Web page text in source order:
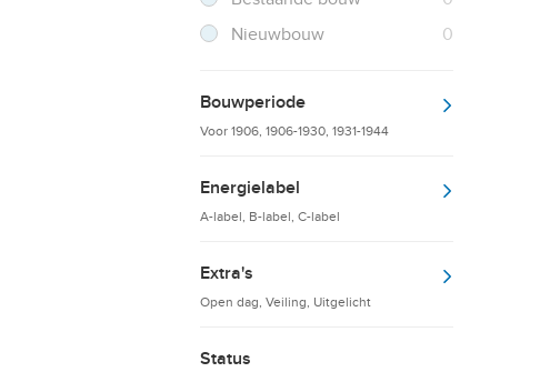
Nieuwbouw
0
Resultaten
Bouwperiode
Voor 1906, 1906-1930, 1931-1944
Energielabel
A-label, B-label, C-label
Extra's
Open dag, Veiling, Uitgelicht
Status